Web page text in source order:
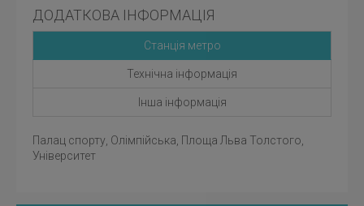
ДОДАТКОВА ІНФОРМАЦІЯ
Станція метро
Технічна інформація
Інша інформація
Палац спорту, Олімпійська, Площа Льва Толстого,
Університет